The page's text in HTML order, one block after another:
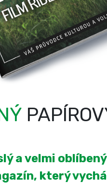
a velmi oblíbený
který